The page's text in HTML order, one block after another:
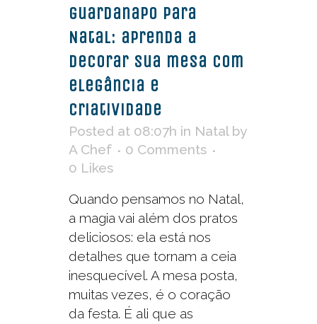
guardanapo para
Natal: aprenda a
decorar sua mesa com
elegância e
criatividade
Posted at 08:07h in Natal by
A Chef
0 Comments
0 Likes
Quando pensamos no Natal,
a magia vai além dos pratos
deliciosos: ela está nos
detalhes que tornam a ceia
inesquecível. A mesa posta,
muitas vezes, é o coração
da festa. É ali que as